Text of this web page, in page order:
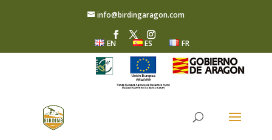
info@birdingaragon.com
EN ES FR